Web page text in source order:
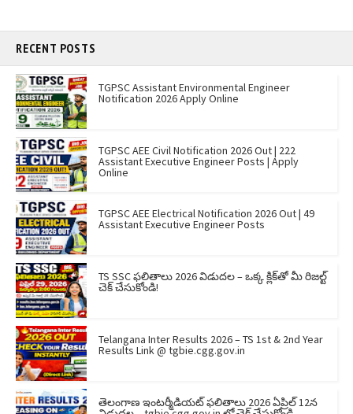
RECENT POSTS
TGPSC Assistant Environmental Engineer
Notification 2026 Apply Online
TGPSC AEE Civil Notification 2026 Out | 222
Assistant Executive Engineer Posts | Apply
Online
TGPSC AEE Electrical Notification 2026 Out | 49
Assistant Executive Engineer Posts
TS SSC ఫలితాలు 2026 విడుదల – ఒక్క క్లిక్‌తో మీ రిజల్ట్
చెక్ చేసుకోండి!
Telangana Inter Results 2026 – TS 1st & 2nd Year
Results Link @ tgbie.cgg.gov.in
తెలంగాణ ఇంటర్మీడియట్ ఫలితాలు 2026 ఏప్రిల్ 12న